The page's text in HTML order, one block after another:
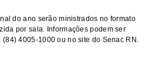
do ano serão ministrados no formato
por sala. Informações podem ser
4005-1000 ou no site do Senac RN.